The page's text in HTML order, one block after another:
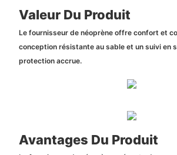
Valeur Du Produit
Le fournisseur de néoprène offre confort et
conception résistante au sable et un suivi en
protection accrue.
Avantages Du Produit